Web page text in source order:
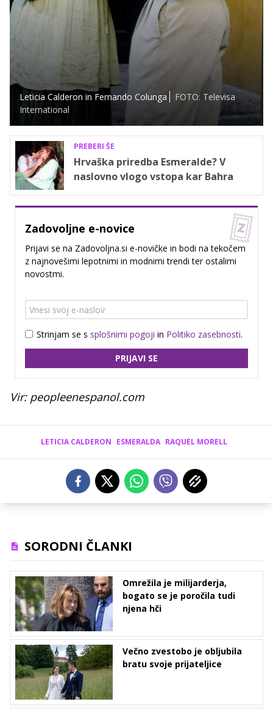
Leticia Calderon in Fernando Colunga
FOTO: Televisa
International
PREBERI ŠE
Hrvaška priredba Esmeralde? V
naslovno vlogo vstopa kar Bahra
Zadovoljne e-novice
Prijavi se na Zadovoljna.si e-novičke in bodi na tekočem
z najnovešimi lepotnimi in modnimi trendi ter ostalimi
novostmi.
Strinjam se s splošnimi pogoji in Politiko zasebnosti.
PRIJAVI SE
Vir: peopleenespanol.com
LETICIA CALDERON ESMERALDA RAQUEL MORELL
SORODNI ČLANKI
Omrežila je milijarderja,
bogato se je poročila tudi
njena hči
Večno zvestobo je obljubila
bratu svoje prijateljice